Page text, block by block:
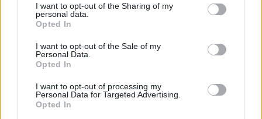
I want to opt-out of the Sharing of my
personal data.
Opted In
I want to opt-out of the Sale of my
Personal Data.
Opted In
I want to opt-out of processing my
Personal Data for Targeted Advertising.
Opted In